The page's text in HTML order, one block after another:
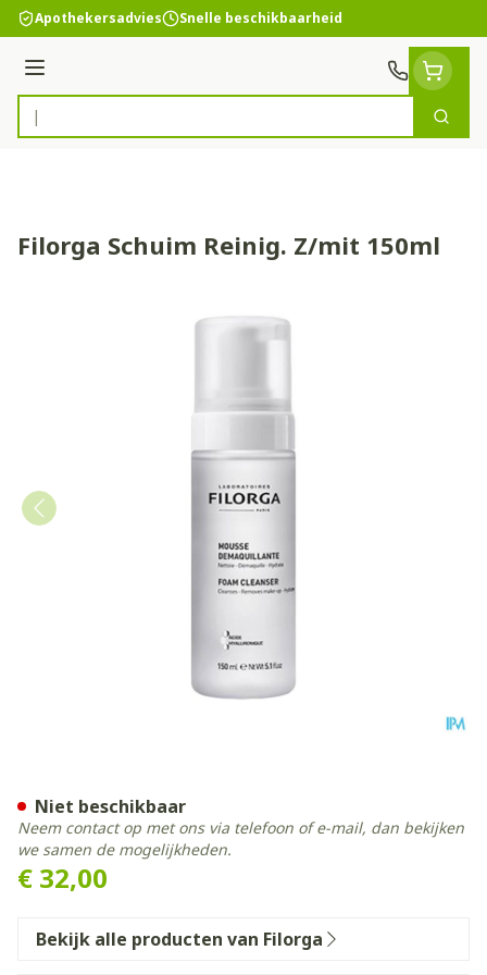
Ga naar de inhoud
Apothekersadvies Snelle beschikbaarheid
Menu
Product, merk, categorie...
Zoek
Filorga Schuim Reinig. Z/mit 150ml
€ 32,00
Niet beschikbaar
Neem contact op met ons via telefoon of e-mail, dan bekijken
we samen de mogelijkheden.
Bekijk alle producten van Filorga